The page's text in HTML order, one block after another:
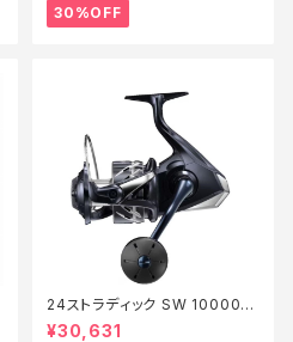
30%OFF
24ストラディック SW 10000H
G【継続セール_リール】【10】
¥30,631